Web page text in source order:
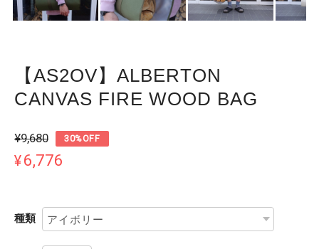
【AS2OV】ALBERTON
CANVAS FIRE WOOD BAG
¥9,680 30%OFF
¥6,776
種類